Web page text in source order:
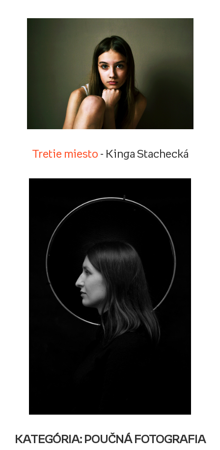
Tretie miesto - Kinga Stachecká
KATEGÓRIA: POUČNÁ FOTOGRAFIA